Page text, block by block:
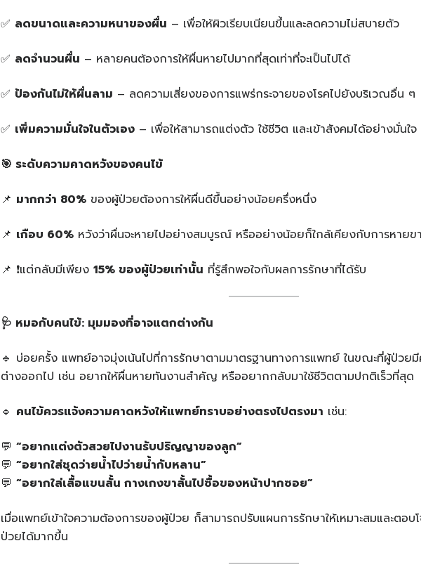
✅ ลดขนาดและความหนาของผื่น – เพื่อให้ผิวเรียบเนียนขึ้นและลดความไม่สบายตัว
✅ ลดจำนวนผื่น – หลายคนต้องการให้ผื่นหายไปมากที่สุดเท่าที่จะเป็นไปได้
✅ ป้องกันไม่ให้ผื่นลาม – ลดความเสี่ยงของการแพร่กระจายของโรคไปยังบริเวณอื่น ๆ
✅ เพิ่มความมั่นใจในตัวเอง – เพื่อให้สามารถแต่งตัว ใช้ชีวิต และเข้าสังคมได้อย่างมั่นใจ
🎯 ระดับความคาดหวังของคนไข้
📌 มากกว่า 80% ของผู้ป่วยต้องการให้ผื่นดีขึ้นอย่างน้อยครึ่งหนึ่ง
📌 เกือบ 60% หวังว่าผื่นจะหายไปอย่างสมบูรณ์ หรืออย่างน้อยก็ใกล้เคียงกับการหายข
📌 ❗️แต่กลับมีเพียง 15% ของผู้ป่วยเท่านั้น ที่รู้สึกพอใจกับผลการรักษาที่ได้รับ
🩺 หมอกับคนไข้: มุมมองที่อาจแตกต่างกัน
🔹 บ่อยครั้ง แพทย์อาจมุ่งเน้นไปที่การรักษาตามมาตรฐานทางการแพทย์ ในขณะที่ผู้ป่วย
ต่างออกไป เช่น อยากให้ผื่นหายทันงานสำคัญ หรืออยากกลับมาใช้ชีวิตตามปกติเร็วที่สุด
🔹 คนไข้ควรแจ้งความคาดหวังให้แพทย์ทราบอย่างตรงไปตรงมา เช่น:
💬 “อยากแต่งตัวสวยไปงานรับปริญญาของลูก”
💬 “อยากใส่ชุดว่ายน้ำไปว่ายน้ำกับหลาน”
💬 “อยากใส่เสื้อแขนสั้น กางเกงขาสั้นไปซื้อของหน้าปากซอย”
เมื่อแพทย์เข้าใจความต้องการของผู้ป่วย ก็สามารถปรับแผนการรักษาให้เหมาะสมและตอบ
ป่วยได้มากขึ้น